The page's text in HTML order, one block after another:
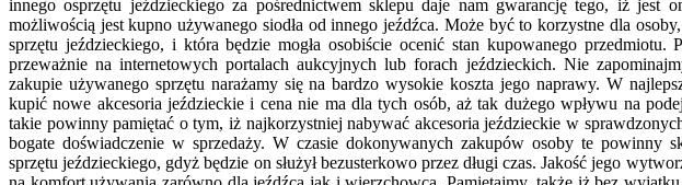
innego osprzętu jeździeckiego za pośrednictwem sklepu daje nam gwarancję tego, iż jest
możliwością jest kupno używanego siodła od innego jeźdźca. Może być to korzystne dla
sprzętu jeździeckiego, i która będzie mogła osobiście ocenić stan kupowanego przedmiotu.
przeważnie na internetowych portalach aukcyjnych lub forach jeździeckich. Nie
zakupie używanego sprzętu narażamy się na bardzo wysokie koszta jego naprawy. W
kupić nowe akcesoria jeździeckie i cena nie ma dla tych osób, aż tak dużego wpływu na
takie powinny pamiętać o tym, iż najkorzystniej nabywać akcesoria jeździeckie w
bogate doświadczenie w sprzedaży. W czasie dokonywanych zakupów osoby te powinny
sprzętu jeździeckiego, gdyż będzie on służył bezusterkowo przez długi czas. Jakość jego